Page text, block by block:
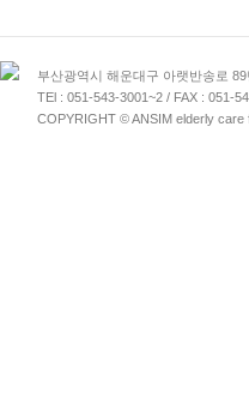
부산광역시 해운대구 아랫반송로
TEl : 051-543-3001~2 / FAX : 051-
COPYRIGHT © ANSIM elderly care